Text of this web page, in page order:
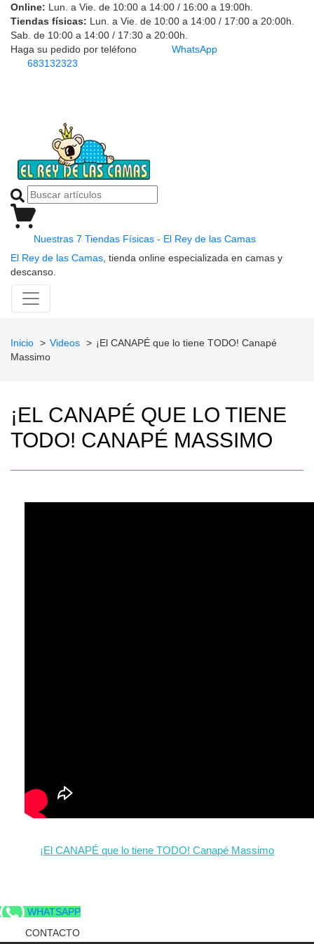
Online: Lun. a Vie. de 10:00 a 14:00 / 16:00 a 19:00h.
Tiendas físicas: Lun. a Vie. de 10:00 a 14:00 / 17:00 a 20:00h.
Sab. de 10:00 a 14:00 / 17:30 a 20:00h.
Haga su pedido por teléfono
683132323
WhatsApp
Nuestras 7 Tiendas Físicas - El Rey de las Camas
El Rey de las Camas , tienda online especializada en camas y
descanso.
Inicio Videos
¡El CANAPÉ que lo tiene TODO! Canapé
Massimo
¡EL CANAPÉ QUE LO TIENE
TODO! CANAPÉ MASSIMO
¡El CANAPÉ que lo tiene TODO! Canapé Massimo
WHATSAPP
CONTACTO